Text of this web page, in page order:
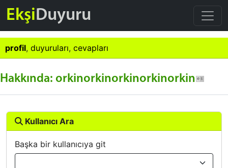
EkşiDuyuru
profil, duyuruları, cevapları
Hakkında: orkinorkinorkinorkinorkin
Kullanıcı Ara
Başka bir kullanıcıya git